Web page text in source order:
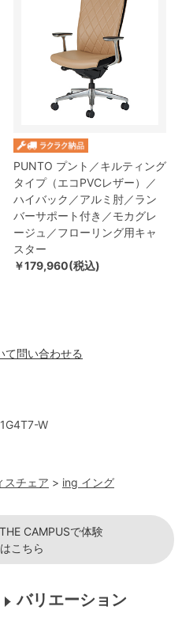
W
スチェア > ing イング
PUNTO プント／キルティング
タイプ（エコPVCレザー）／
ハイバック／アルミ肘／ラン
バーサポート付き／モカグレ
ージュ／フローリング用キャ
スター
￥179,960(税込)
て問い合わせる
CAMPUSで体験
こちら
バリエーション